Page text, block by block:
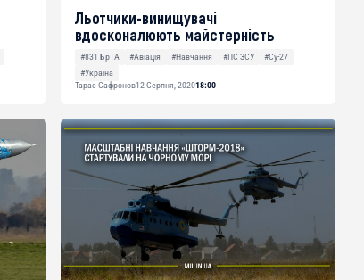
Льотчики-винищувачі
вдосконалюють майстерність
#831 БрТА #Авіація #Навчання #ПС ЗСУ
#Су-27
#Україна
Тарас Сафронов12 Серпня, 202018:00